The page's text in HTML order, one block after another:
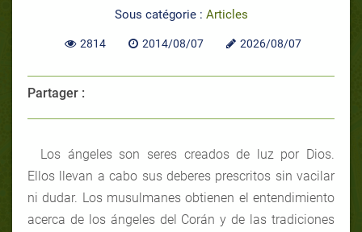
Sous catégorie : Articles
2814 2014/08/07 2026/08/07
Partager :
Los ángeles son seres creados de luz por Dios.
Ellos llevan a cabo sus deberes prescritos sin vacilar
ni dudar. Los musulmanes obtienen el entendimiento
acerca de los ángeles del Corán y de las tradiciones